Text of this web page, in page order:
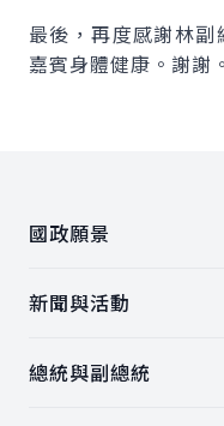
最後，再度感謝林
嘉賓身體健康。謝謝。
國政願景
新聞與活動
總統與副總統